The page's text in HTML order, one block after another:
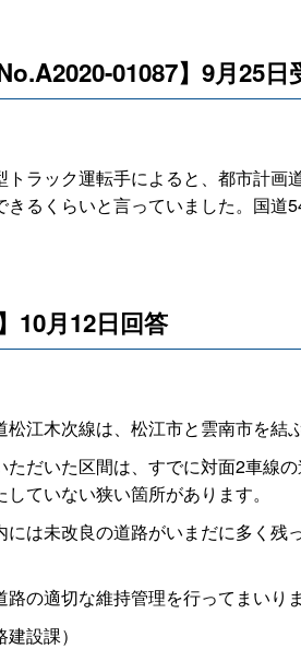
01087】9月25日
ラック運転手によると、都市計画
きるくらいと言っていました。国道
10月12日回答
江木次線は、松江市と雲南市を結
だいた区間は、すでに対面2車線
ていない狭い箇所があります。
は未改良の道路がいまだに多く残
の適切な維持管理を行ってまいり
建設課）